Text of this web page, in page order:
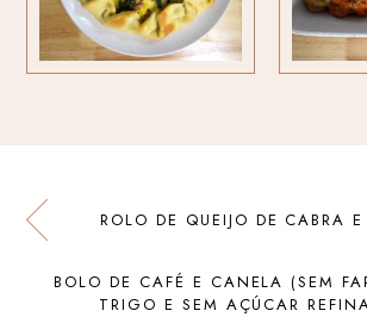
ROLO DE QUEIJO DE CABRA E
BOLO DE CAFÉ E CANELA (SEM
TRIGO E SEM AÇÚCAR